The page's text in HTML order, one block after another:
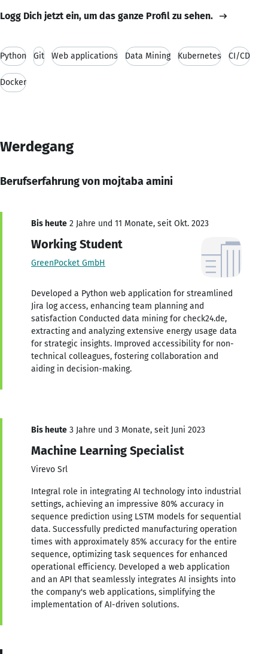
Logg Dich jetzt ein, um das ganze Profil zu sehen.
Python Git Web applications Data Mining Kubernetes CI/CD
Docker
Werdegang
Berufserfahrung von mojtaba amini
Bis heute 2 Jahre und 11 Monate, seit Okt. 2023
Working Student
GreenPocket GmbH
Developed a Python web application for streamlined
Jira log access, enhancing team planning and
satisfaction Conducted data mining for check24.de,
extracting and analyzing extensive energy usage data
for strategic insights. Improved accessibility for non-
technical colleagues, fostering collaboration and
aiding in decision-making.
Bis heute 3 Jahre und 3 Monate, seit Juni 2023
Machine Learning Specialist
Virevo Srl
Integral role in integrating AI technology into industrial
settings, achieving an impressive 80% accuracy in
sequence prediction using LSTM models for sequential
data. Successfully predicted manufacturing operation
times with approximately 85% accuracy for the entire
sequence, optimizing task sequences for enhanced
operational efficiency. Developed a web application
and an API that seamlessly integrates AI insights into
the company's web applications, simplifying the
implementation of AI-driven solutions.